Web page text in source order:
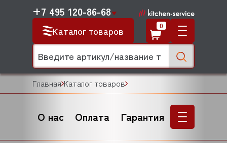
Каталог товаров
+7 495 120-86-68
0
Главная Каталог товаров
О нас Оплата Гарантия